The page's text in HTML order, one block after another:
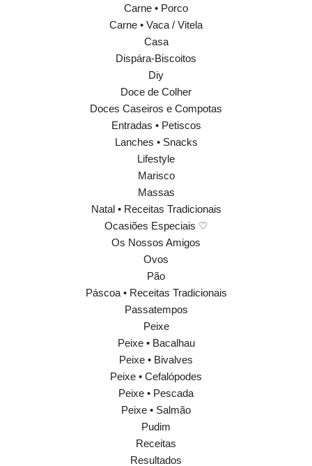
Carne • Porco
Carne • Vaca / Vitela
Casa
Dispára-Biscoitos
Diy
Doce de Colher
Doces Caseiros e Compotas
Entradas • Petiscos
Lanches • Snacks
Lifestyle
Marisco
Massas
Natal • Receitas Tradicionais
Ocasiões Especiais ♡
Os Nossos Amigos
Ovos
Pão
Páscoa • Receitas Tradicionais
Passatempos
Peixe
Peixe • Bacalhau
Peixe • Bivalves
Peixe • Cefalópodes
Peixe • Pescada
Peixe • Salmão
Pudim
Receitas
Resultados